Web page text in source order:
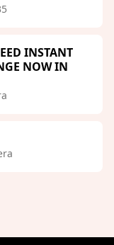
INSTANT
NOW IN